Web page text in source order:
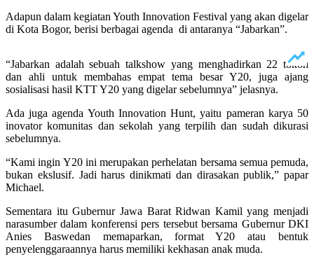
Adapun dalam kegiatan Youth Innovation Festival yang akan digelar
di Kota Bogor, berisi berbagai agenda di antaranya “Jabarkan”.
“Jabarkan adalah sebuah talkshow yang menghadirkan 22 tokoh
dan ahli untuk membahas empat tema besar Y20, juga ajang
sosialisasi hasil KTT Y20 yang digelar sebelumnya” jelasnya.
Ada juga agenda Youth Innovation Hunt, yaitu pameran karya 50
inovator komunitas dan sekolah yang terpilih dan sudah dikurasi
sebelumnya.
“Kami ingin Y20 ini merupakan perhelatan bersama semua pemuda,
bukan ekslusif. Jadi harus dinikmati dan dirasakan publik,” papar
Michael.
Sementara itu Gubernur Jawa Barat Ridwan Kamil yang menjadi
narasumber dalam konferensi pers tersebut bersama Gubernur DKI
Anies Baswedan memaparkan, format Y20 atau bentuk
penyelenggaraannya harus memiliki kekhasan anak muda.